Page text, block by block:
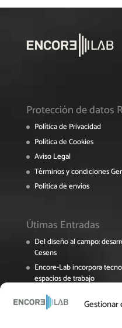
Protección de datos
Política de Privacidad
Política de Cookies
Aviso Legal
Términos y condiciones
Política de envíos
Útimas Entradas
Del diseño al campo:
Cesens
Encore-Lab incorpora
espacios de trabajo
Encore Lab participa en el
digitalización y